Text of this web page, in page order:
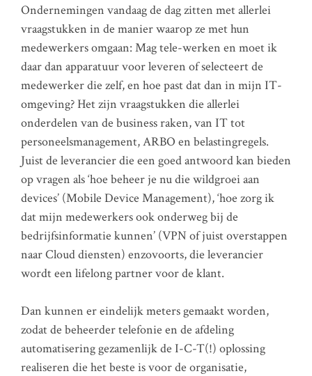
Ondernemingen vandaag de dag zitten met allerlei
vraagstukken in de manier waarop ze met hun
medewerkers omgaan: Mag tele-werken en moet ik
daar dan apparatuur voor leveren of selecteert de
medewerker die zelf, en hoe past dat dan in mijn IT-
omgeving? Het zijn vraagstukken die allerlei
onderdelen van de business raken, van IT tot
personeelsmanagement, ARBO en belastingregels.
Juist de leverancier die een goed antwoord kan bieden
op vragen als ‘hoe beheer je nu die wildgroei aan
devices’ (Mobile Device Management), ‘hoe zorg ik
dat mijn medewerkers ook onderweg bij de
bedrijfsinformatie kunnen’ (VPN of juist overstappen
naar Cloud diensten) enzovoorts, die leverancier
wordt een lifelong partner voor de klant.
Dan kunnen er eindelijk meters gemaakt worden,
zodat de beheerder telefonie en de afdeling
automatisering gezamenlijk de I-C-T(!) oplossing
realiseren die het beste is voor de organisatie,